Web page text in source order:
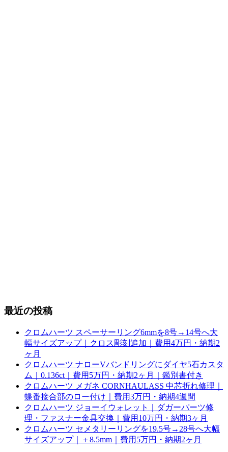
最近の投稿
クロムハーツ スペーサーリング6mmを8号→14号へ大
幅サイズアップ｜クロス彫刻追加｜費用4万円・納期2
ヶ月
クロムハーツ ナローVバンドリングにダイヤ5石カスタ
ム｜0.136ct｜費用5万円・納期2ヶ月｜鑑別書付き
クロムハーツ メガネ CORNHAULASS 中芯折れ修理｜
蝶番接合部のロー付け｜費用3万円・納期4週間
クロムハーツ ジョーイウォレット｜ダガーパーツ修
理・ファスナー金具交換｜費用10万円・納期3ヶ月
クロムハーツ セメタリーリングを19.5号→28号へ大幅
サイズアップ｜＋8.5mm｜費用5万円・納期2ヶ月